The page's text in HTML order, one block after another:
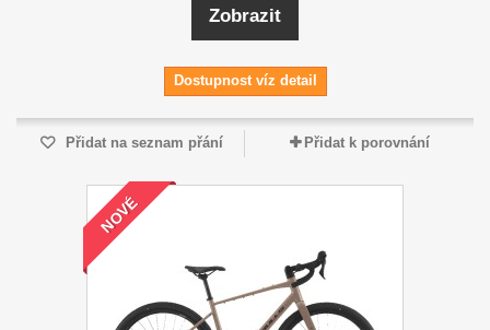
Zobrazit
Dostupnost víz detail
Přidat na seznam přání Přidat k porovnání
NOVÉ